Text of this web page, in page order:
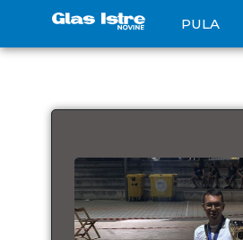
PULA